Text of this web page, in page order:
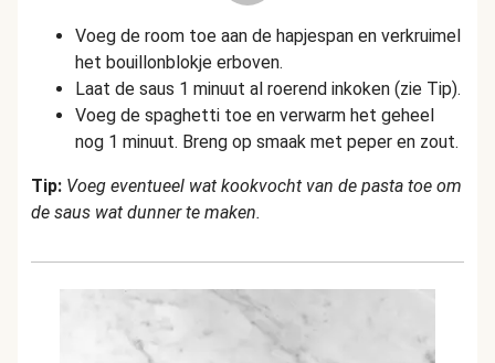
Voeg de room toe aan de hapjespan en verkruimel
het bouillonblokje erboven.
Laat de saus 1 minuut al roerend inkoken (zie Tip).
Voeg de spaghetti toe en verwarm het geheel
nog 1 minuut. Breng op smaak met peper en zout.
Tip: Voeg eventueel wat kookvocht van de pasta toe om
de saus wat dunner te maken.